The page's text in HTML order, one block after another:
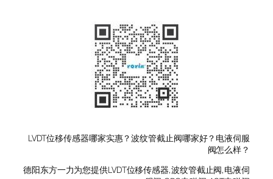
LVDT位移传感器哪家实惠？波纹管截止阀哪家好？电液伺服
阀怎么样？
德阳东方一力为您提供LVDT位移传感器,波纹管截止阀,电液伺